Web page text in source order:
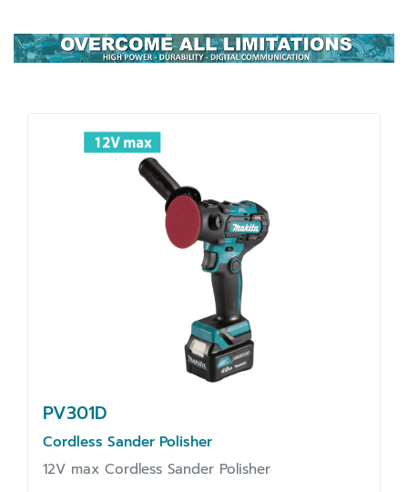
PV301D
Cordless Sander Polisher
12V max Cordless Sander Polisher